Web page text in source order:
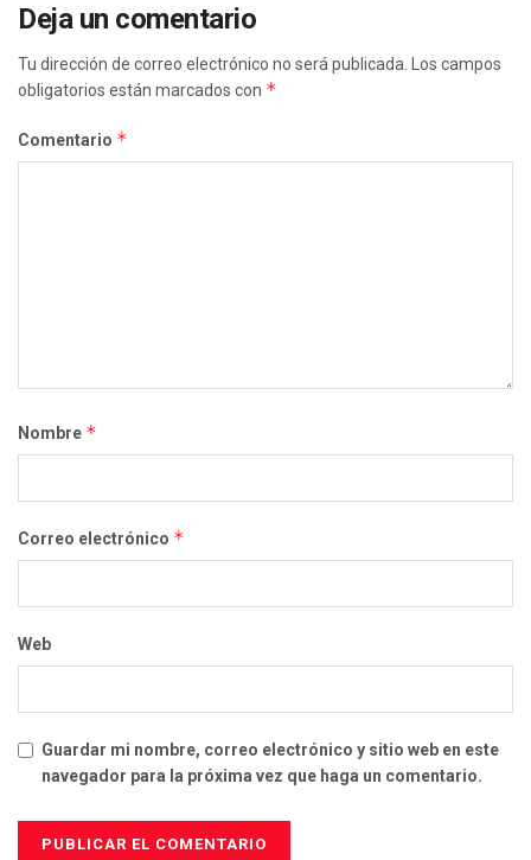
Deja un comentario
Tu dirección de correo electrónico no será publicada.
Los campos
obligatorios están marcados con *
Comentario *
Nombre *
Correo electrónico *
Web
Guardar mi nombre, correo electrónico y sitio web en este
navegador para la próxima vez que haga un comentario.